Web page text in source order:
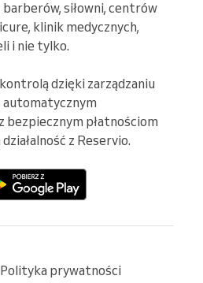
siłowni, centrów
klinik medycznych,
i nie tylko.
dzięki zarządzaniu
automatycznym
bezpiecznym płatnościom
z Reservio.
Polityka prywatności